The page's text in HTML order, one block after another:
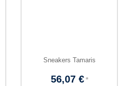
Sneakers Tamaris
56,07 €